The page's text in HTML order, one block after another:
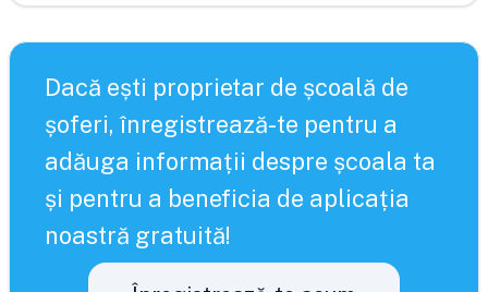
Dacă ești proprietar de școală de
șoferi, înregistrează-te pentru a
adăuga informații despre școala ta
și pentru a beneficia de aplicația
noastră gratuită!